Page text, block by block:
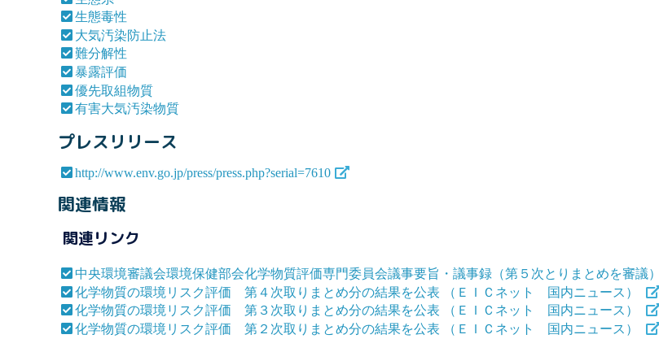
生態毒性
大気汚染防止法
難分解性
暴露評価
優先取組物質
有害大気汚染物質
プレスリリース
http://www.env.go.jp/press/press.php?serial=7610
関連情報
関連リンク
中央環境審議会環境保健部会化学物質評価専門委員会議事要旨・議事録（第５次とりまとめを審議）
化学物質の環境リスク評価 第４次取りまとめ分の結果を公表 （ＥＩＣネット 国内ニュース）
化学物質の環境リスク評価 第３次取りまとめ分の結果を公表 （ＥＩＣネット 国内ニュース）
化学物質の環境リスク評価 第２次取りまとめ分の結果を公表 （ＥＩＣネット 国内ニュース）